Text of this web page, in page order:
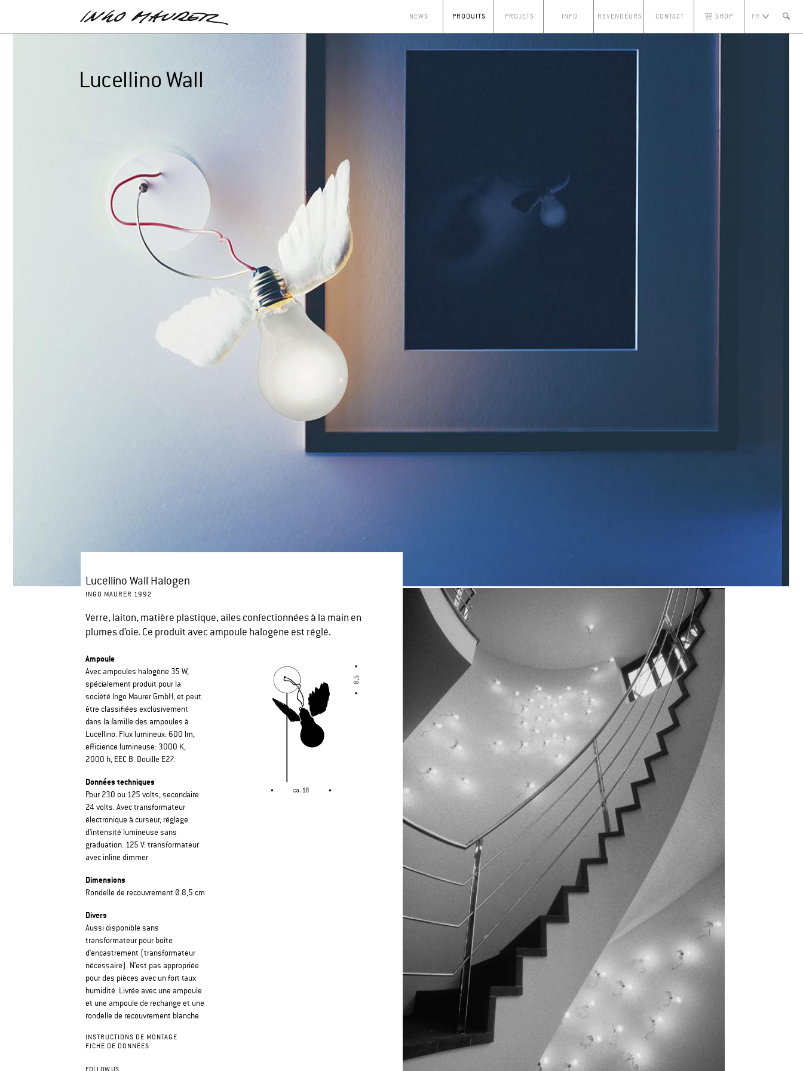
NEWS PRODUITS PROJETS INFO REVENDEURS CONTACT SHOP FR
Lucellino Wall
Lucellino Wall Halogen
INGO MAURER 1992
Verre, laiton, matière plastique, ailes confectionnées à la main en
plumes d’oie. Ce produit avec ampoule halogène est réglé.
Ampoule
Avec ampoules halogène 35 W,
spécialement produit pour la
société Ingo Maurer GmbH, et peut
être classifiées exclusivement
dans la famille des ampoules à
Lucellino. Flux lumineux: 600 lm,
efficience lumineuse: 3000 K,
2000 h, EEC B. Douille E27.
Données techniques
Pour 230 ou 125 volts, secondaire
24 volts. Avec transformateur
électronique à curseur, réglage
d'intensité lumineuse sans
graduation. 125 V: transformateur
avec inline dimmer
Dimensions
Rondelle de recouvrement Ø 8,5 cm
Divers
Aussi disponible sans
transformateur pour boîte
d'encastrement (transformateur
nécessaire). N'est pas appropriée
pour des pièces avec un fort taux
humidité. Livrée avec une ampoule
et une ampoule de rechange et une
rondelle de recouvrement blanche.
INSTRUCTIONS DE MONTAGE
FICHE DE DONNÉES